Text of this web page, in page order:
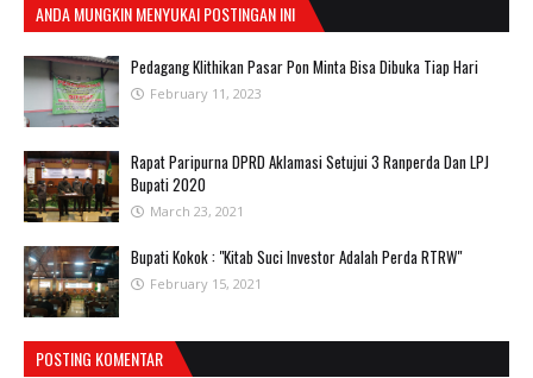
ANDA MUNGKIN MENYUKAI POSTINGAN INI
Pedagang Klithikan Pasar Pon Minta Bisa Dibuka Tiap Hari
February 11, 2023
Rapat Paripurna DPRD Aklamasi Setujui 3 Ranperda Dan LPJ
Bupati 2020
March 23, 2021
Bupati Kokok : "Kitab Suci Investor Adalah Perda RTRW"
February 15, 2021
POSTING KOMENTAR